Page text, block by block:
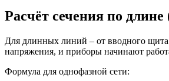
Расчёт сечения по
Для длинных линий – от вводного щита
напряжения, и приборы начинают
Формула для однофазной сети: